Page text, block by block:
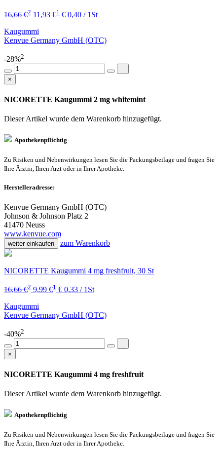
16,66 €2 11,93 €1 € 0,40 / 1St
Kaugummi
Kenvue Germany GmbH (OTC)
-28%2
×
NICORETTE Kaugummi 2 mg whitemint
Dieser Artikel wurde dem Warenkorb hinzugefügt.
Apothekenpflichtig
Zu Risiken und Nebenwirkungen lesen Sie die Packungsbeilage und fragen Sie
Ihre Ärztin, Ihren Arzt oder in Ihrer Apotheke.
Herstelleradresse:
Kenvue Germany GmbH (OTC)
Johnson & Johnson Platz 2
41470 Neuss
www.kenvue.com
weiter einkaufen zum Warenkorb
NICORETTE Kaugummi 4 mg freshfruit, 30 St
16,66 €2 9,99 €1 € 0,33 / 1St
Kaugummi
Kenvue Germany GmbH (OTC)
-40%2
×
NICORETTE Kaugummi 4 mg freshfruit
Dieser Artikel wurde dem Warenkorb hinzugefügt.
Apothekenpflichtig
Zu Risiken und Nebenwirkungen lesen Sie die Packungsbeilage und fragen Sie
Ihre Ärztin, Ihren Arzt oder in Ihrer Apotheke.